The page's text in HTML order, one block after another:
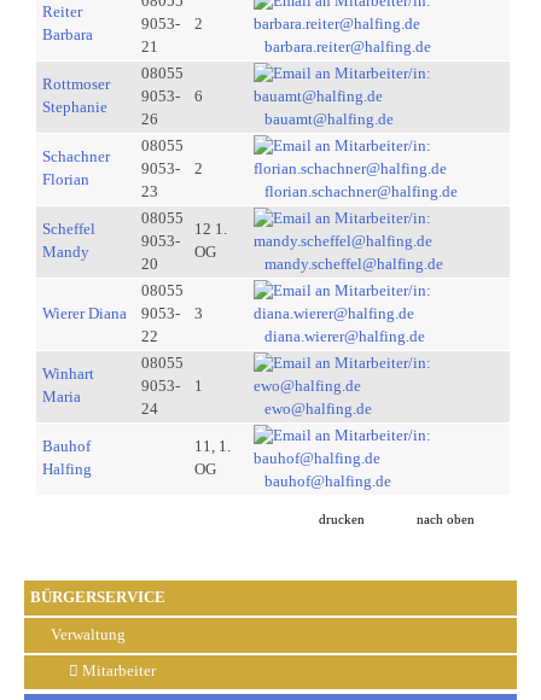
BÜRGERSERVICE
Verwaltung
Mitarbeiter
Reiter
Barbara
9053-
21
2
barbara.reiter@halfing.de
Rottmoser
Stephanie
08055
9053-
26
6
bauamt@halfing.de
Schachner
Florian
08055
9053-
23
2
florian.schachner@halfing.de
Scheffel
Mandy
08055
9053-
20
12 1.
OG
mandy.scheffel@halfing.de
Wierer Diana
08055
9053-
22
3
diana.wierer@halfing.de
Winhart
Maria
08055
9053-
24
1
ewo@halfing.de
Bauhof
Halfing
11, 1.
OG
bauhof@halfing.de
drucken nach oben